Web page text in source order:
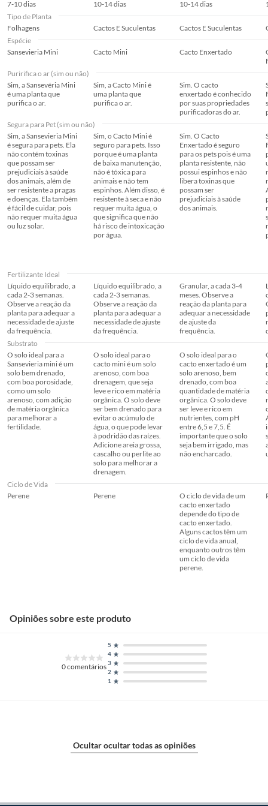
Rega em dias 10-14 dias
Dica de Vasos e
Cachepot
Não se Aplica
Ciclo de Vida Perene
Características
Recomenda-se uso de
substrato com boa drenagem
para evitar o apodrecimento
Comprimento do
Produto Embalado
14
Embalado
Altura do Produto
Embalado
14
c.O abatimento proporcional no preço.
Produtos em PERFEITO ESTADO
Para a compra via Site ou Televendas após o prazo de 7 dias a troca será
atendida somente nas lojas da Construdecor.
A troca de produtos em perfeito estado, ou seja, que não apresente
qualquer tipo de vício, não é obrigatório. No entanto, se o produto estiver
em perfeito estado, em sua embalagem original, intacta e acompanhada
da respectiva Nota Fiscal, a Construdecor, por mera liberalidade, poderá
trocar o produto por quaisquer outros disponíveis em loja, de igual valor
ou, no caso de produto com peço superior ao produto objeto da troca,
esta poderá ser feita desde que o cliente pague a diferença de preço.
7-10 dias
10-14 dias 10-14 dias
Tipo de Planta
Folhagens
Cactos E Suculentas Cactos E Suculentas
Espécie
Sansevieria Mini
Cacto Mini Cacto Enxertado
Puririfica o ar (sim ou não)
Sim, a Sansevéria Mini
é uma planta que
purifica o ar.
Sim, a Cacto Mini é
uma planta que
purifica o ar.
Sim. O cacto
enxertado é conhecido
por suas propriedades
purificadoras do ar.
Segura para Pet (sim ou não)
Sim, a Sansevieria Mini
é segura para pets. Ela
não contém toxinas
que possam ser
prejudiciais à saúde
dos animais, além de
ser resistente a pragas
e doenças. Ela também
é fácil de cuidar, pois
não requer muita água
ou luz solar.
Sim, o Cacto Mini é
seguro para pets. Isso
porque é uma planta
de baixa manutenção,
não é tóxica para
animais e não tem
espinhos. Além disso, é
resistente à seca e não
requer muita água, o
que significa que não
há risco de intoxicação
por água.
Sim. O Cacto
Enxertado é seguro
para os pets pois é uma
planta resistente, não
possui espinhos e não
libera toxinas que
possam ser
prejudiciais à saúde
dos animais.
Fertilizante Ideal
Líquido equilibrado, a
cada 2-3 semanas.
Observe a reação da
planta para adequar a
necessidade de ajuste
da frequência.
Líquido equilibrado, a
cada 2-3 semanas.
Observe a reação da
planta para adequar a
necessidade de ajuste
da frequência.
Granular, a cada 3-4
meses. Observe a
reação da planta para
adequar a necessidade
de ajuste da
frequência.
Substrato
O solo ideal para a
Sansevieria mini é um
solo bem drenado,
com boa porosidade,
como um solo
arenoso, com adição
de matéria orgânica
para melhorar a
fertilidade.
O solo ideal para o
cacto mini é um solo
arenoso, com boa
drenagem, que seja
leve e rico em matéria
orgânica. O solo deve
ser bem drenado para
evitar o acúmulo de
água, o que pode levar
à podridão das raízes.
Adicione areia grossa,
cascalho ou perlite ao
solo para melhorar a
drenagem.
O solo ideal para o
cacto enxertado é um
solo arenoso, bem
drenado, com boa
quantidade de matéria
orgânica. O solo deve
ser leve e rico em
nutrientes, com pH
entre 6,5 e 7,5. É
importante que o solo
seja bem irrigado, mas
não encharcado.
Ciclo de Vida
Perene
Perene
O ciclo de vida de um
cacto enxertado
depende do tipo de
cacto enxertado.
Alguns cactos têm um
ciclo de vida anual,
enquanto outros têm
um ciclo de vida
perene.
Opiniões sobre este produto
0comentários
1
2
3
4
5
Ocultar ocultar todas as opiniões